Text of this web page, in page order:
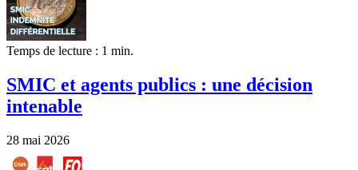
Temps de lecture : 1 min.
SMIC et agents publics : une décision
intenable
28 mai 2026